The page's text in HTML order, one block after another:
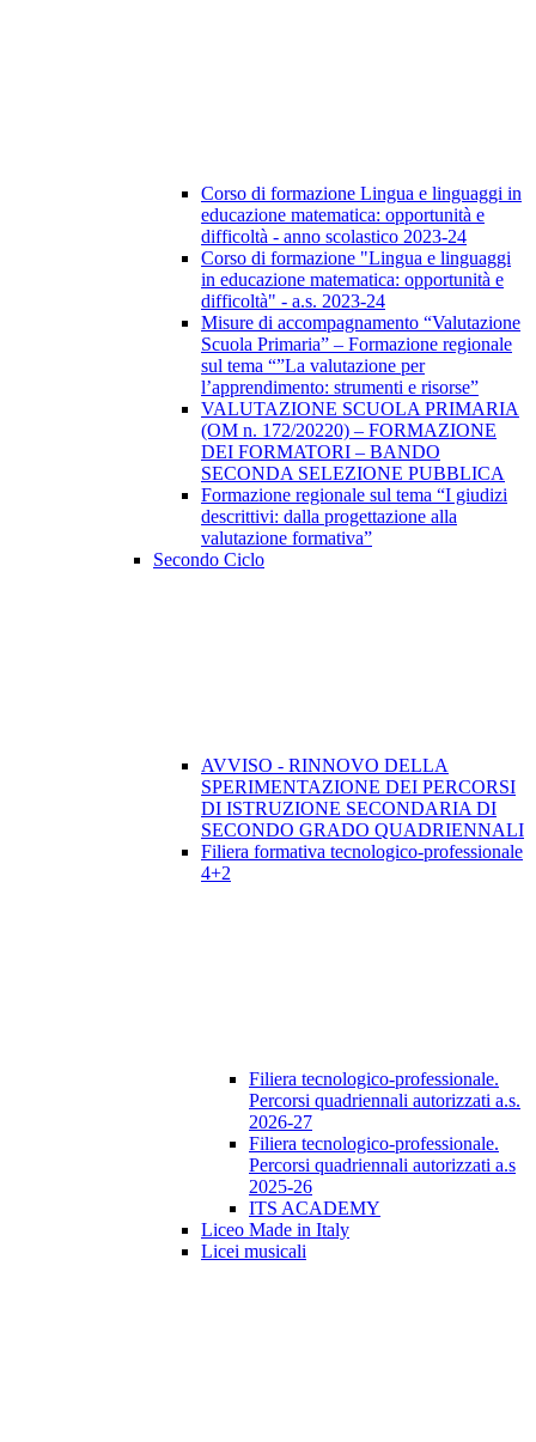
Corso di formazione Lingua e linguaggi in
educazione matematica: opportunità e
difficoltà - anno scolastico 2023-24
Corso di formazione "Lingua e linguaggi
in educazione matematica: opportunità e
difficoltà" - a.s. 2023-24
Misure di accompagnamento “Valutazione
Scuola Primaria” – Formazione regionale
sul tema “”La valutazione per
l’apprendimento: strumenti e risorse”
VALUTAZIONE SCUOLA PRIMARIA
(OM n. 172/20220) – FORMAZIONE
DEI FORMATORI – BANDO
SECONDA SELEZIONE PUBBLICA
Formazione regionale sul tema “I giudizi
descrittivi: dalla progettazione alla
valutazione formativa”
Secondo Ciclo
AVVISO - RINNOVO DELLA
SPERIMENTAZIONE DEI PERCORSI
DI ISTRUZIONE SECONDARIA DI
SECONDO GRADO QUADRIENNALI
Filiera formativa tecnologico-professionale
4+2
Filiera tecnologico-professionale.
Percorsi quadriennali autorizzati a.s.
2026-27
Filiera tecnologico-professionale.
Percorsi quadriennali autorizzati a.s
2025-26
ITS ACADEMY
Liceo Made in Italy
Licei musicali